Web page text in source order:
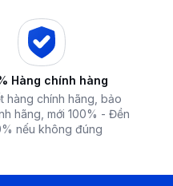
Hàng chính hàng
hàng chính hãng, bảo
hãng, mới 100% - Đền
nếu không đúng